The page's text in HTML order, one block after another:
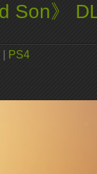
Son》
| PS4